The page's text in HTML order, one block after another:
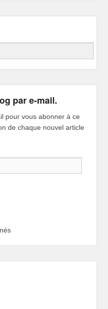
par e-mail.
pour vous abonner à ce
de chaque nouvel article